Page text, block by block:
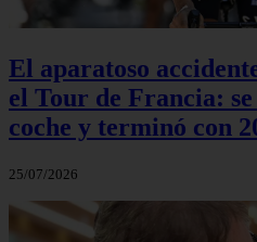
El aparatoso
el Tour de Francia:
coche y terminó con
25/07/2026